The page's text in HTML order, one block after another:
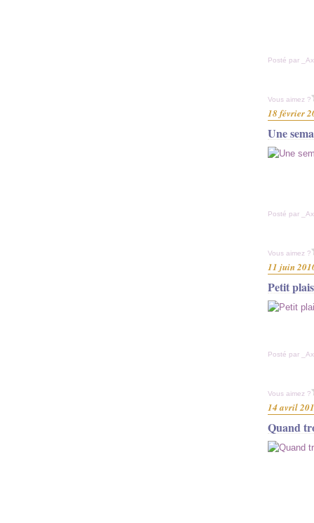
Posté par
Vous aimez ?
18 février
Une
Posté par
Vous aimez ?
11 juin
Petit
Posté par
Vous aimez ?
14 avril
Quand